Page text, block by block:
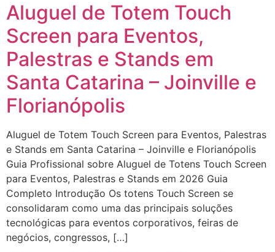
Aluguel de Totem Touch
Screen para Eventos,
Palestras e Stands em
Santa Catarina – Joinville e
Florianópolis
Aluguel de Totem Touch Screen para Eventos, Palestras
e Stands em Santa Catarina – Joinville e Florianópolis
Guia Profissional sobre Aluguel de Totens Touch Screen
para Eventos, Palestras e Stands em 2026 Guia
Completo Introdução Os totens Touch Screen se
consolidaram como uma das principais soluções
tecnológicas para eventos corporativos, feiras de
negócios, congressos, […]